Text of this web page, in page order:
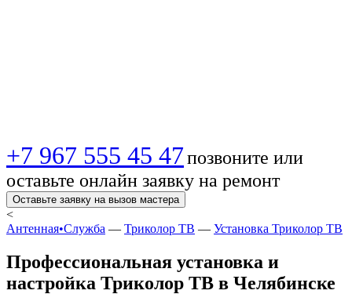
+7 967 555 45 47позвоните или
оставьте онлайн заявку на ремонт
Оставьте заявку на вызов мастера
<
Антенная•Служба — Триколор ТВ — Установка Триколор ТВ
Профессиональная установка и
настройка Триколор ТВ в Челябинске